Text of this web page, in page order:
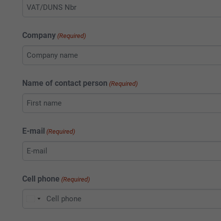
Company (Required)
Name of contact person (Required)
E-mail (Required)
Cell phone (Required)
USA